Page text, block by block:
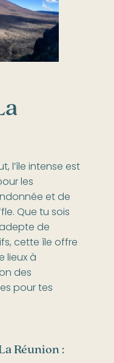
l’île intense est
les
et de
Que tu sois
de
cette île offre
lieux à
des
pour tes
Réunion :